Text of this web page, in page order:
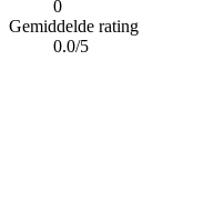
0
Gemiddelde rating
0.0/5